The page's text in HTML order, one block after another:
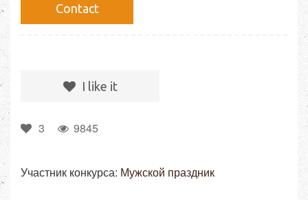
Сontact
I like it
3 9845
Участник конкурса: Мужской праздник